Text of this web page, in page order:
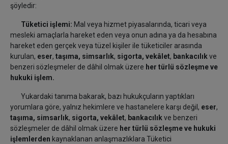
şöyledir:
Tüketici işlemi: Mal veya hizmet piyasalarında, ticari veya
mesleki amaçlarla hareket eden veya onun adına ya da hesabına
hareket eden gerçek veya tüzel kişiler ile tüketiciler arasında
kurulan, eser, taşıma, simsarlık, sigorta, vekâlet, bankacılıkve
benzeri sözleşmeler de dâhil olmak üzere her türlü sözleşme ve
hukuki işlem.
Yukardaki tanıma bakarak, bazı hukukçuların yaptıkları
yorumlara göre, yalnız hekimlere ve hastanelere karşı değil, eser,
taşıma, simsarlık, sigorta, vekâlet, bankacılıkve benzeri
sözleşmeler de dâhil olmak üzere her türlü sözleşme ve hukuki
işlemlerden kaynaklanan anlaşmazlıklara Tüketici